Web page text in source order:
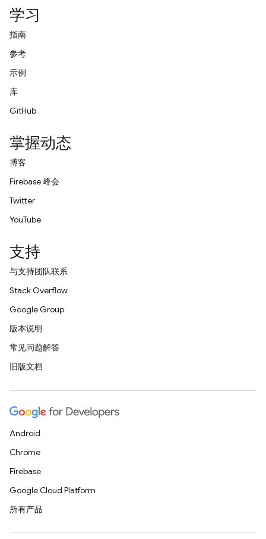
学习
指南
参考
示例
库
GitHub
掌握动态
博客
Firebase 峰会
Twitter
YouTube
支持
与支持团队联系
Stack Overflow
Google Group
版本说明
常见问题解答
旧版文档
Android
Chrome
Firebase
Google Cloud Platform
所有产品